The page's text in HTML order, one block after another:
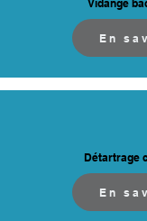
Vidange
En
Détartrage
En